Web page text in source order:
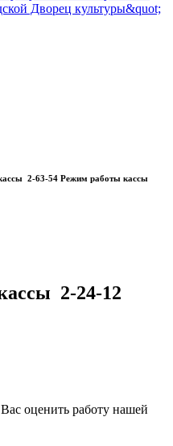
2-63-54 Режим работы кассы
2-24-12
оценить работу нашей